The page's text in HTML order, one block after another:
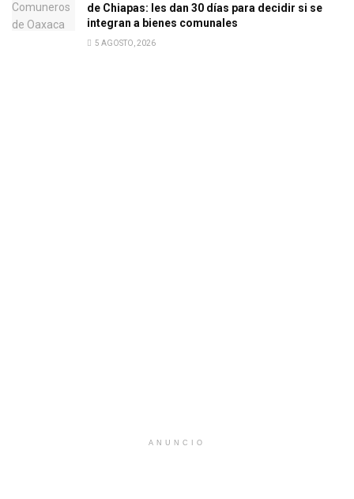
de Chiapas: les dan 30 días para decidir si se
integran a bienes comunales
5 AGOSTO, 2026
ANUNCIO